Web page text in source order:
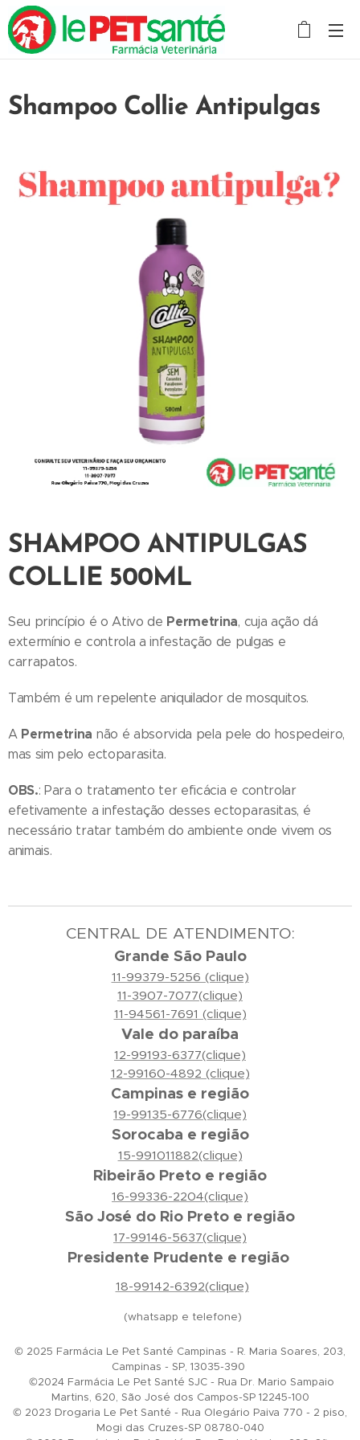
Shampoo Collie Antipulgas
SHAMPOO ANTIPULGAS
COLLIE 500ML
Seu princípio é o Ativo de Permetrina, cuja ação dá
extermínio e controla a infestação de pulgas e
carrapatos.
Também é um repelente aniquilador de mosquitos.
A Permetrina não é absorvida pela pele do hospedeiro,
mas sim pelo ectoparasita.
OBS.: Para o tratamento ter eficácia e controlar
efetivamente a infestação desses ectoparasitas, é
necessário tratar também do ambiente onde vivem os
animais.
CENTRAL DE ATENDIMENTO:
Grande São Paulo
11-99379-5256 (clique)
11-3907-7077(clique)
11-94561-7691 (clique)
Vale do paraíba
12-99193-6377(clique)
12-99160-4892 (clique)
Campinas e região
19-99135-6776(clique)
Sorocaba e região
15-991011882(clique)
Ribeirão Preto e região
16-99336-2204(clique)
São José do Rio Preto e região
17-99146-5637(clique)
Presidente Prudente e região
18-99142-6392(clique)
(whatsapp e telefone)
© 2025 Farmácia Le Pet Santé Campinas - R. Maria Soares, 203,
Campinas - SP, 13035-390
©2024 Farmácia Le Pet Santé SJC - Rua Dr. Mario Sampaio
Martins, 620, São José dos Campos-SP 12245-100
© 2023 Drogaria Le Pet Santé - Rua Olegário Paiva 770 - 2 piso,
Mogi das Cruzes-SP 08780-040